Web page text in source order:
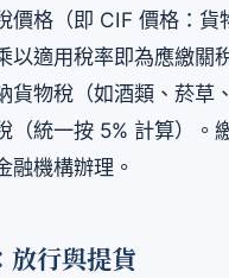
價格（即 CIF 價格：貨
以適用稅率即為應繳關
貨物稅（如酒類、菸草
（統一按 5% 計算）。
融機構辦理。
放行與提貨